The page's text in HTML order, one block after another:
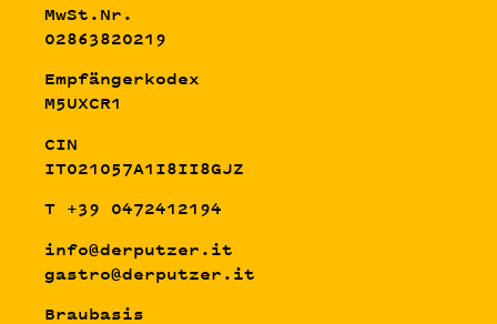
MwSt.Nr.
02863820219
Empfängerkodex
M5UXCR1
CIN
IT021057A1I8II8GJZ
T +39 0472412194
info@derputzer.it
gastro@derputzer.it
Braubasis